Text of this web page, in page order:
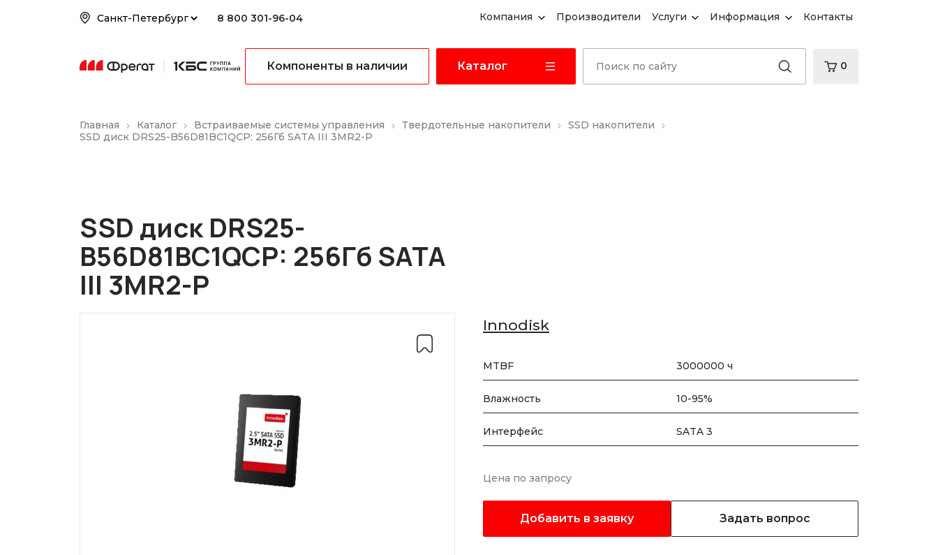
8 800 301-96-04 Компания Производители Услуги Информация Контакты
Компоненты в наличии Каталог 0
Главная Каталог Встраиваемые системы управления Твердотельные накопители
SSD накопители
SSD диск DRS25-B56D81BC1QCP: 256Гб SATA III 3MR2-P
SSD диск DRS25-
B56D81BC1QCP: 256Гб SATA
III 3MR2-P
Innodisk
MTBF 3000000 ч
Влажность 10-95%
Интерфейс SATA 3
Цена по запросу
Добавить в заявку Задать вопрос